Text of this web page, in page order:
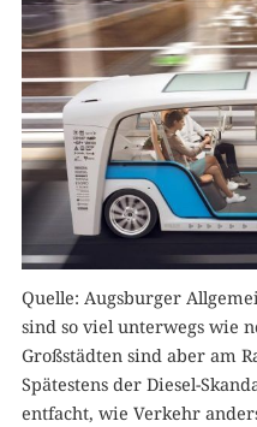
Quelle: Augsburger
sind so viel unterwegs wie
Großstädten sind aber am
Spätestens der Diesel-
entfacht, wie Verkehr